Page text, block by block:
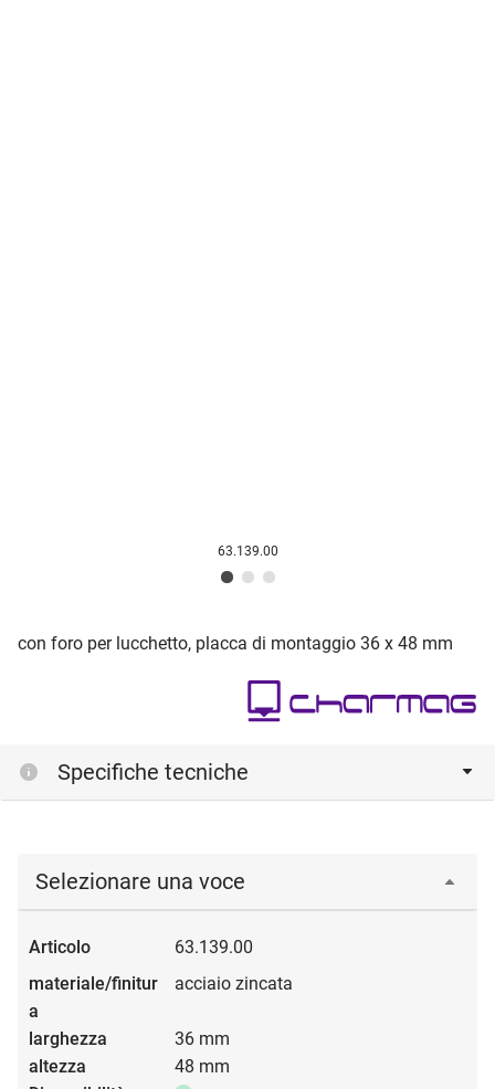
63.139.00
con foro per lucchetto, placca di montaggio 36 x 48 mm
Specifiche tecniche
Selezionare una voce
63.139.00
acciaio zincata
36 mm
48 mm